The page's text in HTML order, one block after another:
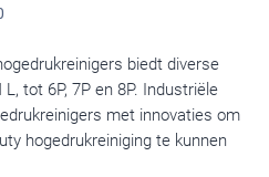
biedt diverse
tot 6P, 7P en 8P. Industriële
met innovaties om
hogedrukreiniging te kunnen